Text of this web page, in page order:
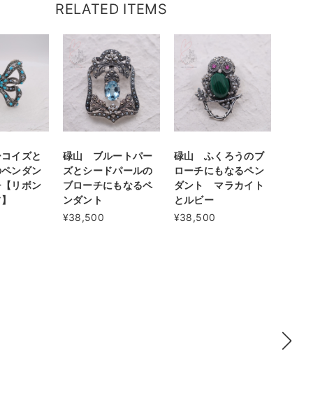
RELATED ITEMS
イズと
ンダン
リボン
碌山 ブルートパー
ズとシードパールの
ブローチにもなるペ
ンダント
¥38,500
碌山 ふくろうのブ
ローチにもなるペン
ダント マラカイト
とルビー
¥38,500